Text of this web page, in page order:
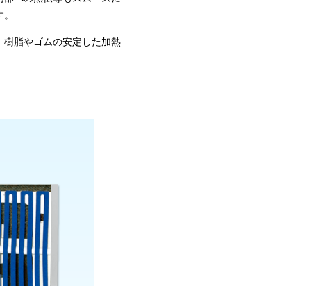
脂やゴムの安定した加熱